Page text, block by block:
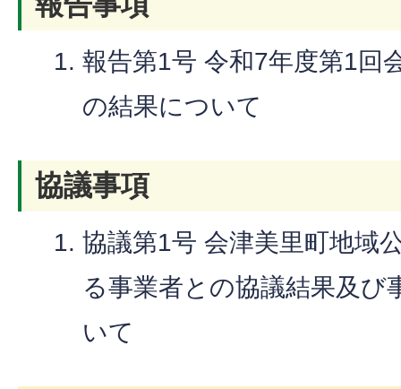
報告第1号 令和7年度第1回
の結果について
協議事項
協議第1号 会津美里町地域
る事業者との協議結果及び
いて